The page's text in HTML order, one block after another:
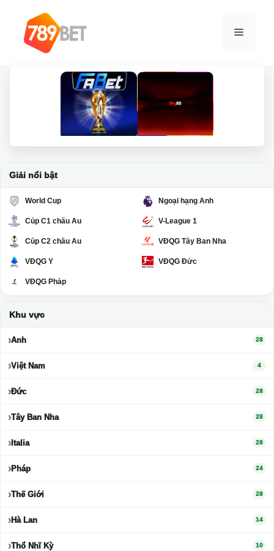
Menu
Giải nổi bật
World Cup Ngoại hạng Anh
Cúp C1 châu Âu V-League 1
Cúp C2 châu Âu VĐQG Tây Ban Nha
VĐQG Ý VĐQG Đức
VĐQG Pháp
Khu vực
Anh 28
Việt Nam 4
Đức 28
Tây Ban Nha 28
Italia 28
Pháp 24
Thế Giới 28
Hà Lan 14
Thổ Nhĩ Kỳ 10